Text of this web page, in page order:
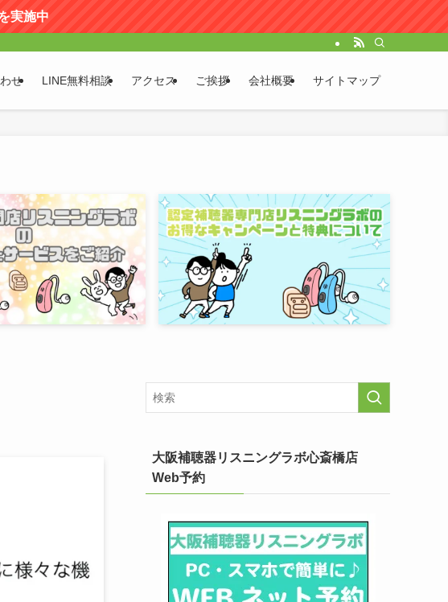
実施中
せ LINE無料相談 アクセス ご挨拶 会社概要 サイトマップ
大阪補聴器リスニングラボ心斎橋店
Web予約